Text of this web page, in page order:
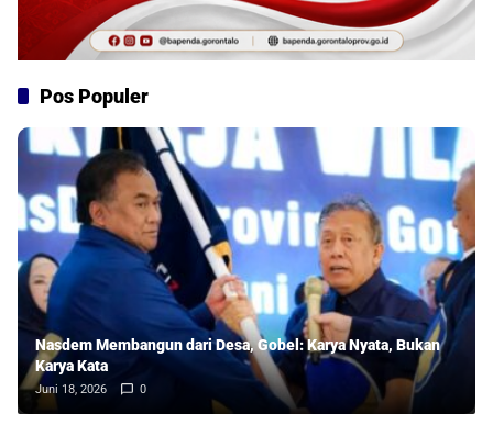
Pos Populer
Nasdem Membangun dari Desa, Gobel: Karya Nyata, Bukan
Karya Kata
Juni 18, 2026 0